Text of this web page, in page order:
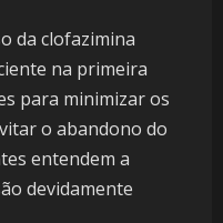
da clofazimina
na primeira
para minimizar os
o abandono do
entendem a
devidamente